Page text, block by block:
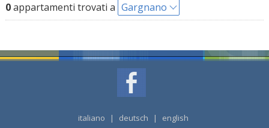
0appartamenti trovati a Gargnano
italiano | deutsch | english